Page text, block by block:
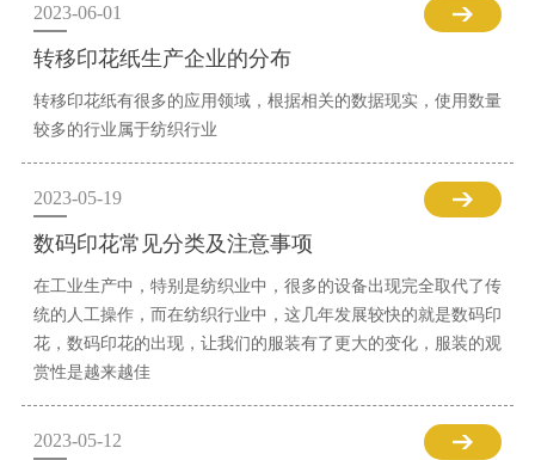
2023-06-01
转移印花纸生产企业的分布
转移印花纸有很多的应用领域，根据相关的数据现实，使用数量
较多的行业属于纺织行业
2023-05-19
数码印花常见分类及注意事项
在工业生产中，特别是纺织业中，很多的设备出现完全取代了传
统的人工操作，而在纺织行业中，这几年发展较快的就是数码印
花，数码印花的出现，让我们的服装有了更大的变化，服装的观
赏性是越来越佳
2023-05-12